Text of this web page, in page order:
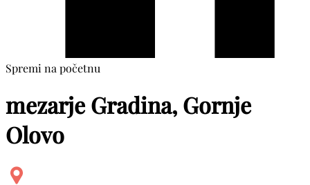
Spremi na početnu
mezarje Gradina, Gornje
Olovo